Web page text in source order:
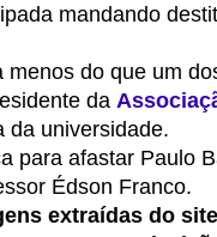
mandando
menos do que um
da
da universidade.
para afastar Paulo
Édson Franco.
extraídas do